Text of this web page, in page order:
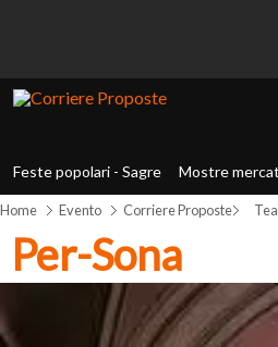
Feste popolari - Sagre Mostre
Home Evento Corriere Proposte
Per-Sona